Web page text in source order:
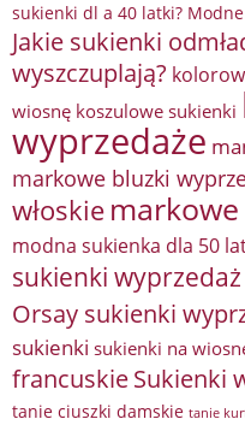
sukienki dl a 40 latki?
Jakie sukienki
wyszczuplają?
wiosnę koszulowe sukienki
wyprzedaże
markowe bluzki
włoskie
modna sukienka dla 50
sukienki wyprzedaż
Orsay sukienki
sukienki sukienki na
francuskieSukienki
tanie ciuszki damskie tanie